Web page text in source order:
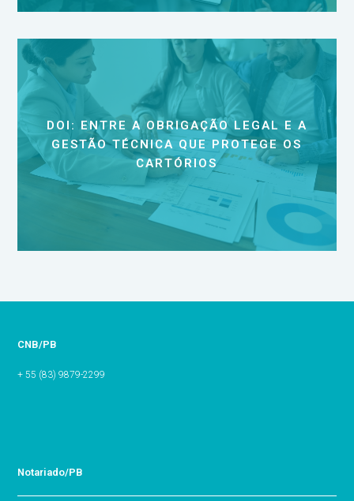
DOI: ENTRE A OBRIGAÇÃO LEGAL E A
GESTÃO TÉCNICA QUE PROTEGE OS
CARTÓRIOS
CNB/PB
+ 55 (83) 9879-2299
Notariado/PB